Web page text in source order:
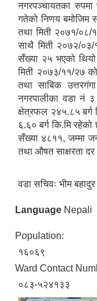
नगरपञ्चायतका
गतेको निणय बमोजिम
तथा मिती २०७१/०८/
साथै मिती २०७२/०३/
सँख्या २५ भएको
मिती २०७३/११/२७
तथा साबिक
नगरपालीका वडा नं
क्षेत्रफल २४५.८५
६.६० बर्ग कि.मि
सँख्या ४८११, जम्मा
तथा औषत साक्षरता
वडा सचिवः भीम
Language Nepali
Population:
१६०६९
Ward Contact
०८३-५२४१३३